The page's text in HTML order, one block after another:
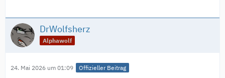
DrWolfsherz
Alphawolf
24. Mai 2026 um 01:09 Offizieller Beitrag